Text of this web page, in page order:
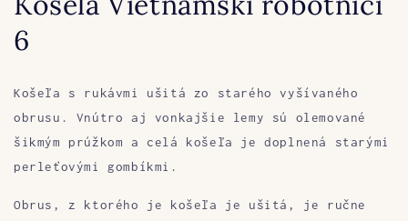
6
Košeľa s rukávmi ušitá zo starého vyšívaného
obrusu. Vnútro aj vonkajšie lemy sú olemované
šikmým prúžkom a celá košeľa je doplnená starými
perleťovými gombíkmi.
Obrus, z ktorého je košeľa je ušitá, je ručne